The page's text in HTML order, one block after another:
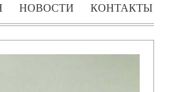
НОВОСТИ КОНТАКТЫ